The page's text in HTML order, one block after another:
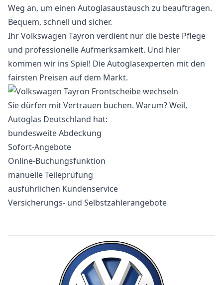
Weg an, um einen Autoglasaustausch zu beauftragen.
Bequem, schnell und sicher.
Ihr Volkswagen Tayron verdient nur die beste Pflege
und professionelle Aufmerksamkeit. Und hier
kommen wir ins Spiel! Die Autoglasexperten mit den
fairsten Preisen auf dem Markt.
Sie dürfen mit Vertrauen buchen. Warum? Weil,
Autoglas Deutschland hat:
bundesweite Abdeckung
Sofort-Angebote
Online-Buchungsfunktion
manuelle Teileprüfung
ausführlichen Kundenservice
Versicherungs- und Selbstzahlerangebote